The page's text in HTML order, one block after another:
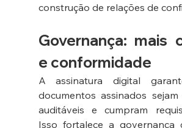
construção de relações de
Governança: mais
e conformidade
A assinatura digital
documentos assinados sejam
auditáveis e cumpram
Isso fortalece a governança